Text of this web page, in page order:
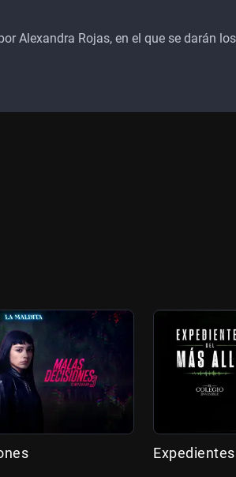
Alexandra Rojas, en el que se darán